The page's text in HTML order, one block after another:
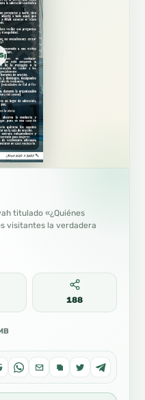
Española الإسبانية Spanish
titulado «¿Quiénes
visitantes la verdadera
188